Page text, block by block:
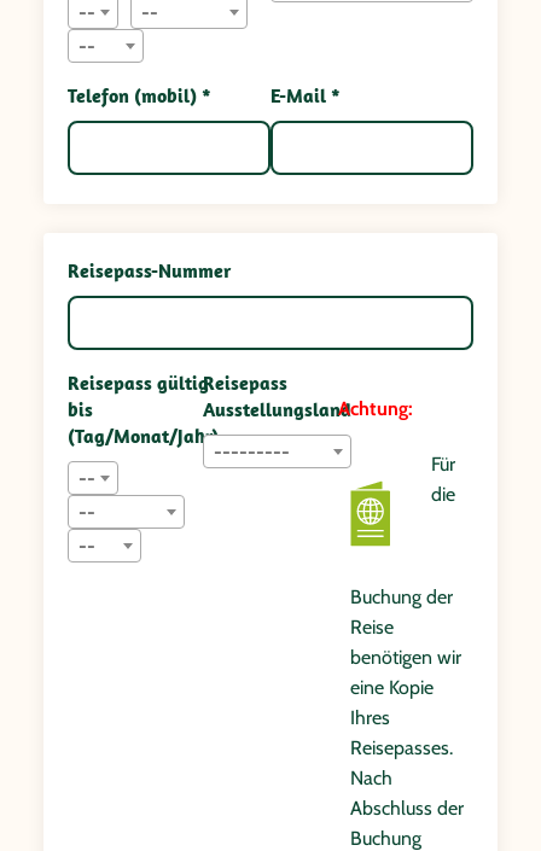
--
--
--
Telefon (mobil) * E-Mail *
Reisepass-Nummer
Reisepass gültig
bis
(Tag/Monat/Jahr)
--
--
--
Reisepass
Ausstellungsland
---------
Achtung:
Für
die
Buchung der
Reise
benötigen wir
eine Kopie
Ihres
Reisepasses.
Nach
Abschluss der
Buchung